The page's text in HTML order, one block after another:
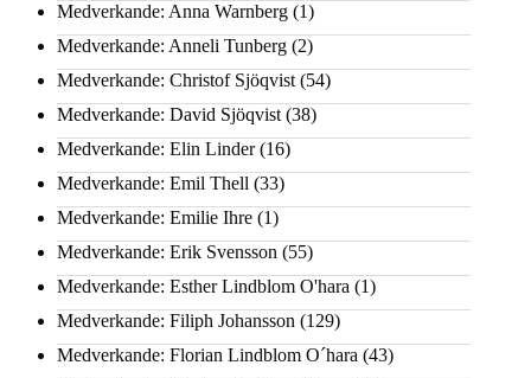
Medverkande: Anna Warnberg (1)
Medverkande: Anneli Tunberg (2)
Medverkande: Christof Sjöqvist (54)
Medverkande: David Sjöqvist (38)
Medverkande: Elin Linder(16)
Medverkande: Emil Thell (33)
Medverkande: Emilie Ihre (1)
Medverkande: Erik Svensson (55)
Medverkande: Esther Lindblom O'hara (1)
Medverkande: Filiph Johansson (129)
Medverkande: Florian Lindblom O´hara (43)